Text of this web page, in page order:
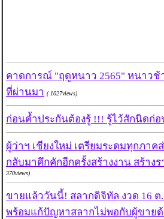
คาดการณ์ "ฤดูหนาว 2565" หนาว
ที่ผ่านมา ( 1027views)
ก่อนค้ำประกันต้องรู้ !!! รู้ไว้สักนิดก่
ผู้ว่าฯ เชียงใหม่ เตรียมระดมทุกภาค
กลับมาคึกคักอีกครั้งสร้างงาน สร้าง
370views)
ขายแล้ววันนี้! สลากดิจิทัล งวด 16 ต.
พร้อมแก้ปัญหาสลากไม่พอกับผู้ขายด้